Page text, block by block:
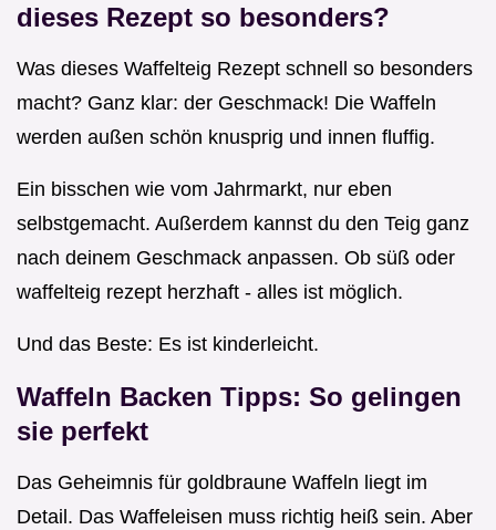
dieses Rezept so besonders?
Was dieses Waffelteig Rezept schnell so besonders
macht? Ganz klar: der Geschmack! Die Waffeln
werden außen schön knusprig und innen fluffig.
Ein bisschen wie vom Jahrmarkt, nur eben
selbstgemacht. Außerdem kannst du den Teig ganz
nach deinem Geschmack anpassen. Ob süß oder
waffelteig rezept herzhaft - alles ist möglich.
Und das Beste: Es ist kinderleicht.
Waffeln Backen Tipps: So gelingen
sie perfekt
Das Geheimnis für goldbraune Waffeln liegt im
Detail. Das Waffeleisen muss richtig heiß sein. Aber